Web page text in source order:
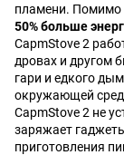
пламени. Помимо
50% больше
CapmStove 2
дровах и другом
гари и едкого
окружающей
CapmStove 2 не
заряжает
приготовления